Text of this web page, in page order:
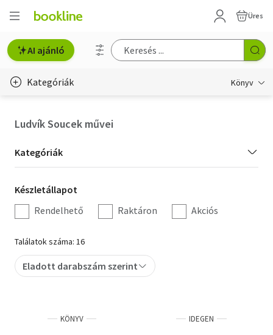
Üres
AI ajánló
Kategóriák Könyv
Hobbi, szabadidő
Irodalom
Művészet
Szakkönyv
Tankönyv, segédkönyv
Ludvík Soucek művei
Kategória
szűrés
Kategóriák
Készletállapot
szűrés
Készletállapot
Rendelhető
Raktáron Akciós
Találatok száma: 16
Eladott darabszám szerint
KÖNYV IDEGEN